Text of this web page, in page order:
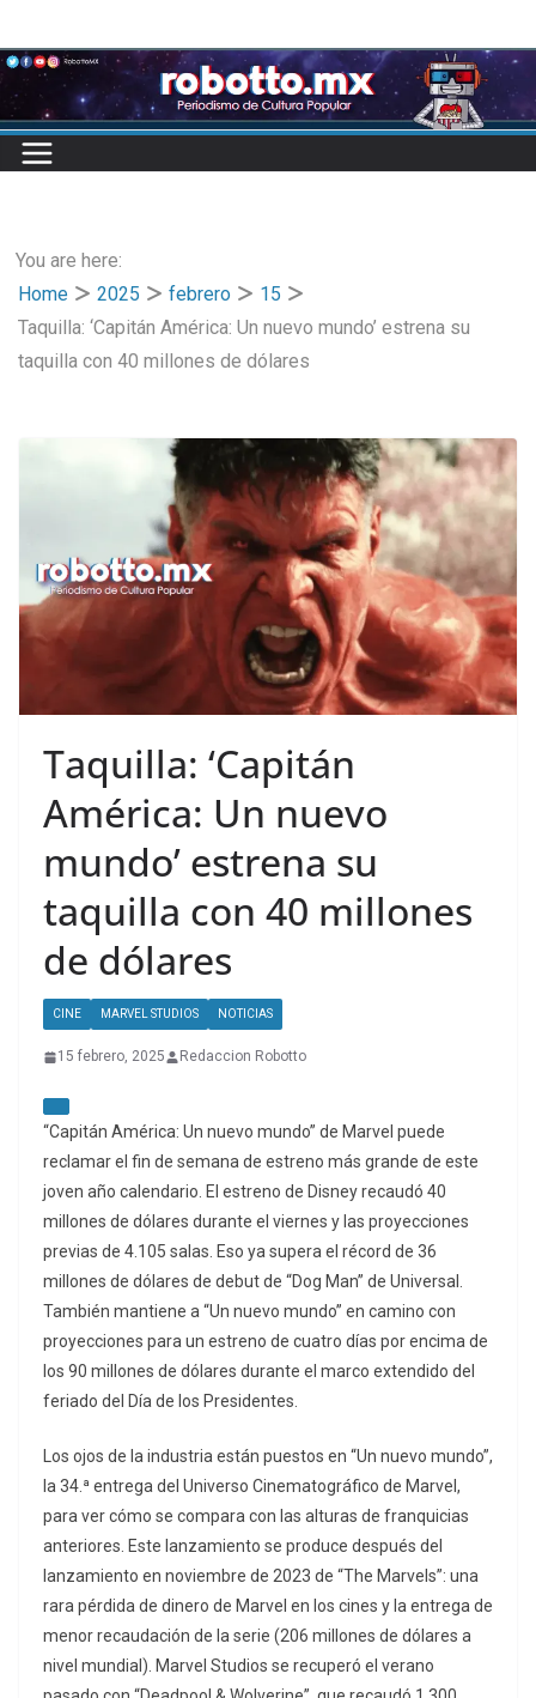
to
content
You are here:
Home
2025 febrero
15
Taquilla: ‘Capitán América: Un nuevo mundo’ estrena su
taquilla con 40 millones de dólares
Taquilla: ‘Capitán
América: Un nuevo
mundo’ estrena su
taquilla con 40 millones
de dólares
CINE MARVEL STUDIOS NOTICIAS
15 febrero, 2025 Redaccion Robotto
“Capitán América: Un nuevo mundo” de Marvel puede
reclamar el fin de semana de estreno más grande de este
joven año calendario. El estreno de Disney recaudó 40
millones de dólares durante el viernes y las proyecciones
previas de 4.105 salas. Eso ya supera el récord de 36
millones de dólares de debut de “Dog Man” de Universal.
También mantiene a “Un nuevo mundo” en camino con
proyecciones para un estreno de cuatro días por encima de
los 90 millones de dólares durante el marco extendido del
feriado del Día de los Presidentes.
Los ojos de la industria están puestos en “Un nuevo mundo”,
la 34.ª entrega del Universo Cinematográfico de Marvel,
para ver cómo se compara con las alturas de franquicias
anteriores. Este lanzamiento se produce después del
lanzamiento en noviembre de 2023 de “The Marvels”: una
rara pérdida de dinero de Marvel en los cines y la entrega de
menor recaudación de la serie (206 millones de dólares a
nivel mundial). Marvel Studios se recuperó el verano